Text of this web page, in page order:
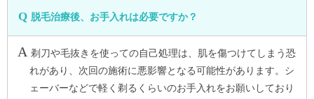
脱毛治療後、お手入れは必要ですか？
剃刀や毛抜きを使っての自己処理は、肌を傷つけてしまう恐
れがあり、次回の施術に悪影響となる可能性があります。シ
ェーバーなどで軽く剃るくらいのお手入れをお願いしており